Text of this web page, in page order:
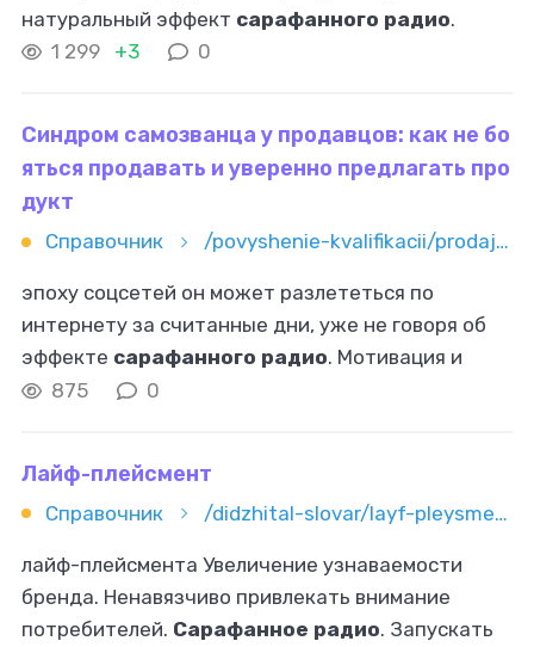
натуральный эффект сарафанного радио.
Разовые активности. Краткосрочные кампании с
1 299 +3 0
Синдром самозванца у продавцов: как не бо
яться продавать и уверенно предлагать про
дукт
Справочник /povyshenie-kvalifikacii/prodaji/sindrom-samozvanca-u-prodavcov-kak-ne-boyatsya-prodavat-i-uveren
эпоху соцсетей он может разлететься по
интернету за считанные дни, уже не говоря об
эффекте сарафанного радио. Мотивация и
поддержание боевого духа Техники
875 0
Лайф-плейсмент
Справочник /didzhital-slovar/layf-pleysment
лайф-плейсмента Увеличение узнаваемости
бренда. Ненавязчиво привлекать внимание
потребителей. Сарафанное радио. Запускать